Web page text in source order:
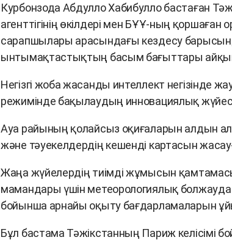
Курбонзода Абдулло Хабибулло бастаған
агенттігінің өкілдері мен БҰҰ-ның
сарапшылары арасындағы кездесу
ынтымақтастықтың басым бағыттары
Негізгі жоба жасанды интеллект
режимінде бақылаудың инновациялық
Ауа райының қолайсыз оқиғаларын алдын ала
және тәуекелдердің кешенді картасын
Жаңа жүйелердің тиімді жұмысын
мамандары үшін метеорологиялық
бойынша арнайы оқыту бағдарламаларын
Бұл бастама Тәжікстанның Париж келісімі